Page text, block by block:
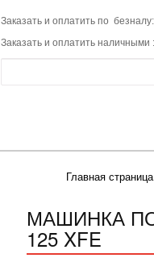
Заказать и оплатить по
Заказать и оплатить наличными
Главная страница
МАШИНКА
125 XFE